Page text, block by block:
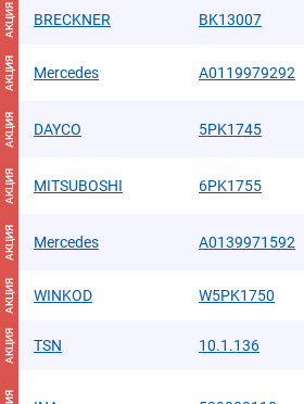
АКЦИЯ BRECKNER BK13007
АКЦИЯ Mercedes A0119979292
АКЦИЯ DAYCO 5PK1745
АКЦИЯ MITSUBOSHI 6PK1755
АКЦИЯ Mercedes A0139971592
АКЦИЯ WINKOD W5PK1750
АКЦИЯ TSN 10.1.136